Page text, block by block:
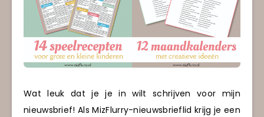
Wat leuk dat je je in wilt schrijven voor mijn
nieuwsbrief! Als MizFlurry-nieuwsbrieflid krijg je een